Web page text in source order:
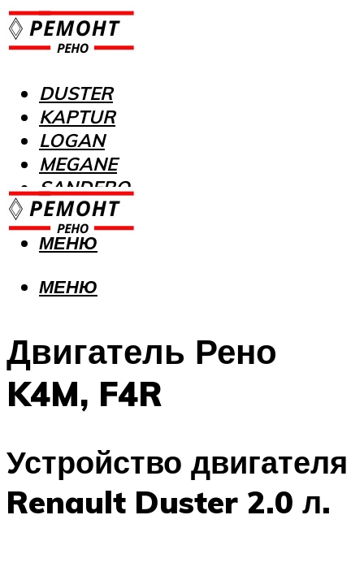
DUSTER
KAPTUR
LOGAN
MEGANE
SANDERO
МЕНЮ
МЕНЮ
Двигатель Рено
K4M, F4R
Устройство двигателя
Renault Duster 2.0 л.